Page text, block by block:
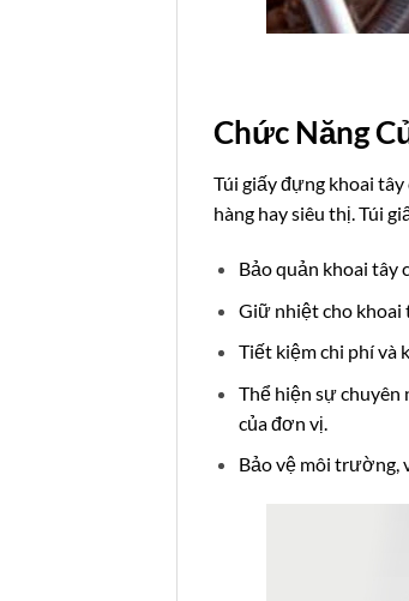
Chức Năng
Túi giấy đựng khoai
hàng hay siêu thị. Túi
Bảo quản khoai tây
Giữ nhiệt cho khoai
Tiết kiệm chi phí và
Thể hiện sự chuyên
của đơn vị.
Bảo vệ môi trường,